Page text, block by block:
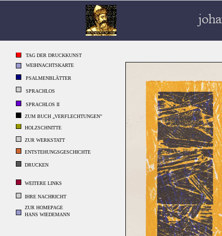
TAG DER DRUCKKUNST
WEIHNACHTSKARTE
PSALMENBLÄTTER
SPRACHLOS
SPRACHLOS II
ZUM BUCH „VERFLECHTUNGEN"
HOLZSCHNITTE
ZUR WERKSTATT
ENTSTEHUNGSGESCHICHTE
DRUCKEN
WEITERE LINKS
IHRE NACHRICHT
ZUR HOMEPAGE
HANS WIEDEMANN